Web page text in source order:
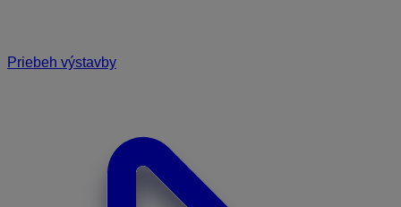
Priebeh výstavby